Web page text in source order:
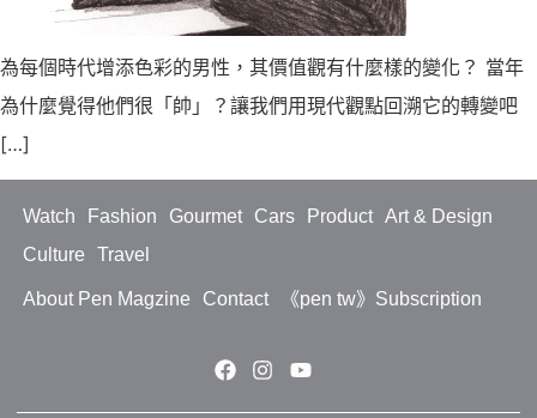
為每個時代增添色彩的男性，其價值觀有什麼樣的變化？ 當年
為什麼覺得他們很「帥」？讓我們用現代觀點回溯它的轉變吧
[…]
Watch Fashion Gourmet Cars Product
Art & Design
Culture
Travel
About Pen Magzine Contact 《pen tw》Subscription